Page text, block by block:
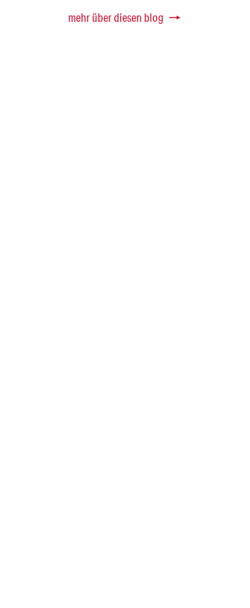
mehr über diesen blog